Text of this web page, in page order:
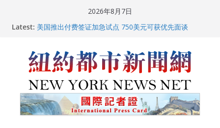
2026年8月7日
Latest: 中国驻美国大使谢锋邀请美国老教师罗纳德·萨科尔斯基
纽约启动“Fix the City”计划 重拳整治长期违规房东
美国最高法院维持“出生公民权” : 出生在美国就是美国
FBI联合纽约警方突袭多名警界高层住所 涉纽约警察局腐
败刑事调查